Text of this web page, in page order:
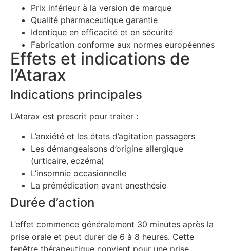
Prix inférieur à la version de marque
Qualité pharmaceutique garantie
Identique en efficacité et en sécurité
Fabrication conforme aux normes européennes
Effets et indications de
l’Atarax
Indications principales
L’Atarax est prescrit pour traiter :
L’anxiété et les états d’agitation passagers
Les démangeaisons d’origine allergique
(urticaire, eczéma)
L’insomnie occasionnelle
La prémédication avant anesthésie
Durée d’action
L’effet commence généralement 30 minutes après la
prise orale et peut durer de 6 à 8 heures. Cette
fenêtre thérapeutique convient pour une prise